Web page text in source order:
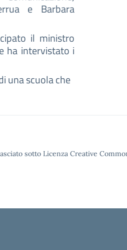
e Barbara
il ministro
ha intervistato i
una scuola che
sotto Licenza Creative